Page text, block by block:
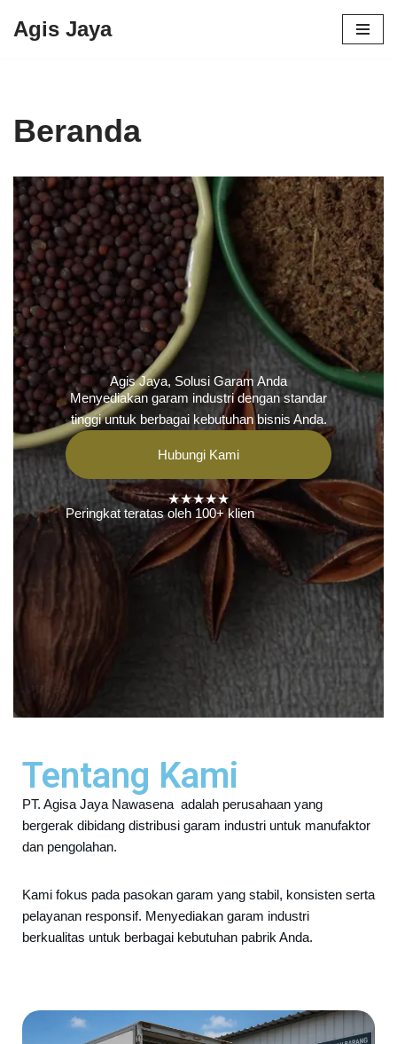
Agis Jaya
Beranda
Agis Jaya, Solusi Garam Anda
Menyediakan garam industri dengan standar
tinggi untuk berbagai kebutuhan bisnis Anda.
Hubungi Kami
★★★★★
Peringkat teratas oleh 100+ klien
Tentang Kami
PT. Agisa Jaya Nawasena adalah perusahaan yang
bergerak dibidang distribusi garam industri untuk manufaktor
dan pengolahan.
Kami fokus pada pasokan garam yang stabil, konsisten serta
pelayanan responsif. Menyediakan garam industri
berkualitas untuk berbagai kebutuhan pabrik Anda.